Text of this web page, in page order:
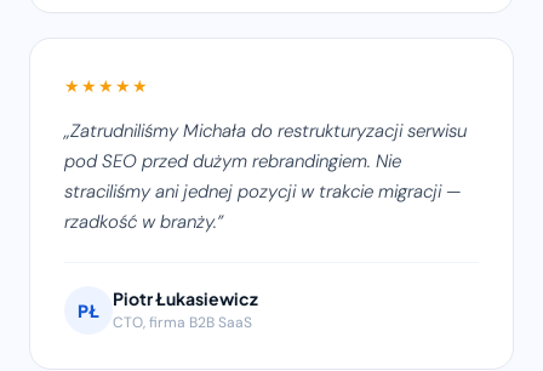
★★★★★
Zatrudniliśmy Michała do restrukturyzacji serwisu
pod SEO przed dużym rebrandingiem. Nie
straciliśmy ani jednej pozycji w trakcie migracji —
rzadkość w branży.
PŁ
Piotr Łukasiewicz
CTO, firma B2B SaaS